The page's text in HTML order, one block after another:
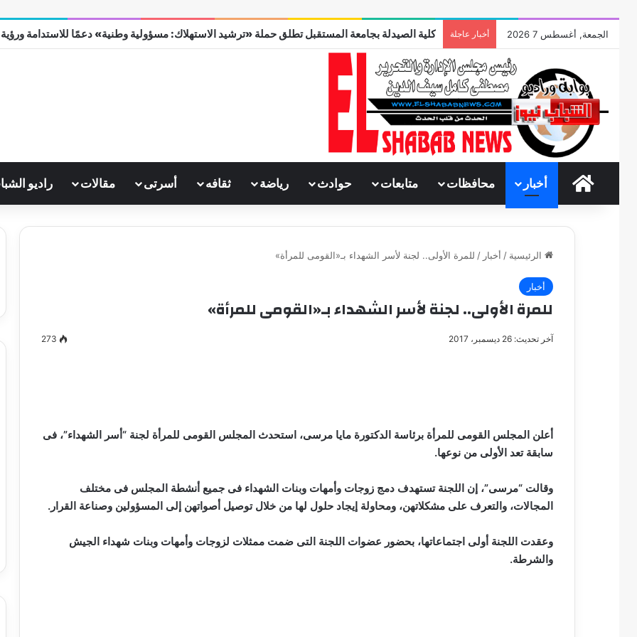
الجمعة, أغسطس 7 2026 أخبار عاجلة كلية الصيدلة بجامعة المستقبل تطلق حملة «ترشيد الاستهلاك: مسؤولية وطنية» دعمًا للاستدامة ورؤية مصر
الرئيسية
أخبار محافظات متابعات حوادث رياضة ثقافه أسرتى مقالات راديو
الرئيسية / أخبار / للمرة الأولى.. لجنة لأسر الشهداء بـ«القومى للمرأة»
أخبار
للمرة الأولى.. لجنة لأسر الشهداء بـ«القومى للمرأة»
آخر تحديث: 26 ديسمبر، 2017 273
أعلن المجلس القومى للمرأة برئاسة الدكتورة مايا مرسى، استحدث المجلس القومى للمرأة لجنة “أسر الشهداء”، فى
سابقة تعد الأولى من نوعها.
وقالت “مرسى”، إن اللجنة تستهدف دمج زوجات وأمهات وبنات الشهداء فى جميع أنشطة المجلس فى مختلف
المجالات، والتعرف على مشكلاتهن، ومحاولة إيجاد حلول لها من خلال توصيل أصواتهن إلى المسؤولين وصناعة القرار.
وعقدت اللجنة أولى اجتماعاتها، بحضور عضوات اللجنة التى ضمت ممثلات لزوجات وأمهات وبنات شهداء الجيش
والشرطة.
سيف
مايسه
عطوه
القرن
21
مصطفى كامل سيف الدين …. يكتب
مايسه عطوه كليوباترا القرن 21
ميلاد
جديدمصطفى كامل سيف الدين …. يكتب
ميلاد جديد